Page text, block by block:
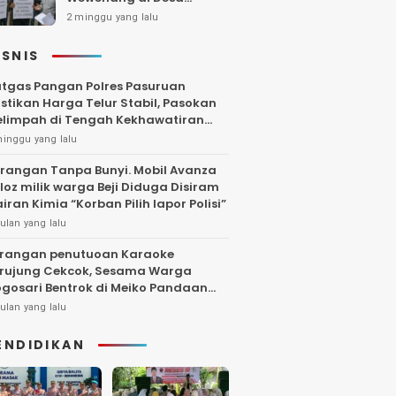
Gambiran, Isu Narkoba
2 minggu yang lalu
Pangan Polres Pasuruan
Harga Telur Stabil, Pasokan
di Tengah Kekhawatiran
yang lalu
Tanpa Bunyi. Mobil Avanza
milik warga Beji Diduga Disiram
Kimia “Korban Pilih lapor Polisi”
yang lalu
penutuoan Karaoke
Cekcok, Sesama Warga
Bentrok di Meiko Pandaan
Larut Malam
yang lalu